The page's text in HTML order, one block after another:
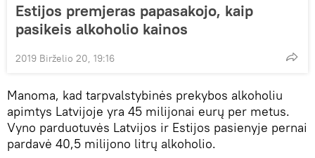
Estijos premjeras papasakojo, kaip
pasikeis alkoholio kainos
2019 Birželio 20, 19:16
Manoma, kad tarpvalstybinės prekybos alkoholiu
apimtys Latvijoje yra 45 milijonai eurų per metus.
Vyno parduotuvės Latvijos ir Estijos pasienyje pernai
pardavė 40,5 milijono litrų alkoholio.